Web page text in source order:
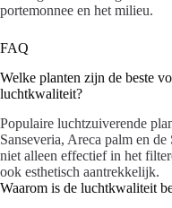
portemonnee en het milieu.
FAQ
Welke planten zijn de beste
luchtkwaliteit?
Populaire luchtzuiverende
Sanseveria, Areca palm en
niet alleen effectief in het
ook esthetisch aantrekkelijk.
Waarom is de luchtkwaliteit